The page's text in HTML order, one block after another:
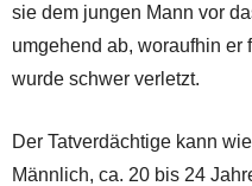
sie dem jungen Mann vor
umgehend ab, woraufhin er
wurde schwer verletzt.
Der Tatverdächtige kann
Männlich, ca. 20 bis 24